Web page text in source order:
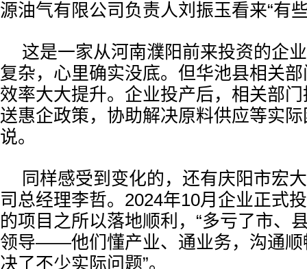
源油气有限公司负责人刘振玉看来“有
这是一家从河南濮阳前来投资的企
复杂，心里确实没底。但华池县相关
效率大大提升。企业投产后，相关部
送惠企政策，协助解决原料供应等实际
说。
同样感受到变化的，还有庆阳市宏
司总经理李哲。2024年10月企业正式
的项目之所以落地顺利，“多亏了市、
领导——他们懂产业、通业务，沟通顺
决了不少实际问题”。